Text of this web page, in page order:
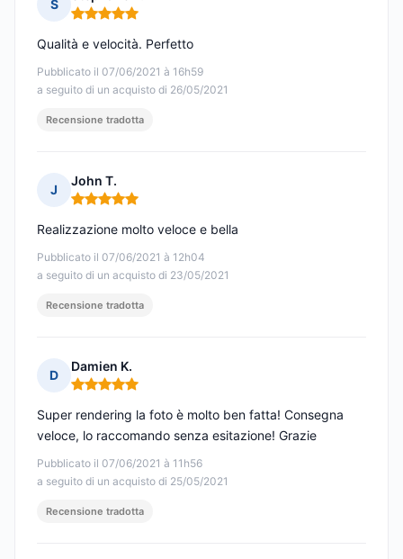
S
Nota: 5 su 5
Pubblicato il 07/06/2021 à 16h59
a seguito di un acquisto di 26/05/2021
Qualità e velocità. Perfetto
Recensione tradotta
J
John T.
Nota: 5 su 5
Pubblicato il 07/06/2021 à 12h04
a seguito di un acquisto di 23/05/2021
Realizzazione molto veloce e bella
Recensione tradotta
D
Damien K.
Nota: 5 su 5
Pubblicato il 07/06/2021 à 11h56
a seguito di un acquisto di 25/05/2021
Super rendering la foto è molto ben fatta! Consegna
veloce, lo raccomando senza esitazione! Grazie
Recensione tradotta